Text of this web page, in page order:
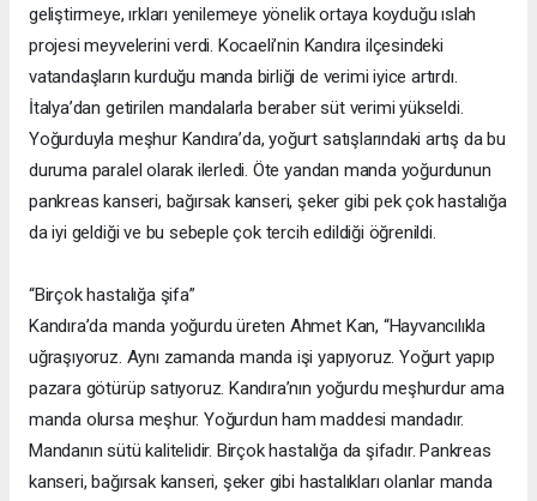
geliştirmeye, ırkları yenilemeye yönelik ortaya koyduğu ıslah
projesi meyvelerini verdi. Kocaeli’nin Kandıra ilçesindeki
vatandaşların kurduğu manda birliği de verimi iyice artırdı.
İtalya’dan getirilen mandalarla beraber süt verimi yükseldi.
Yoğurduyla meşhur Kandıra’da, yoğurt satışlarındaki artış da bu
duruma paralel olarak ilerledi. Öte yandan manda yoğurdunun
pankreas kanseri, bağırsak kanseri, şeker gibi pek çok hastalığa
da iyi geldiği ve bu sebeple çok tercih edildiği öğrenildi.
“Birçok hastalığa şifa”
Kandıra’da manda yoğurdu üreten Ahmet Kan, “Hayvancılıkla
uğraşıyoruz. Aynı zamanda manda işi yapıyoruz. Yoğurt yapıp
pazara götürüp satıyoruz. Kandıra’nın yoğurdu meşhurdur ama
manda olursa meşhur. Yoğurdun ham maddesi mandadır.
Mandanın sütü kalitelidir. Birçok hastalığa da şifadır. Pankreas
kanseri, bağırsak kanseri, şeker gibi hastalıkları olanlar manda